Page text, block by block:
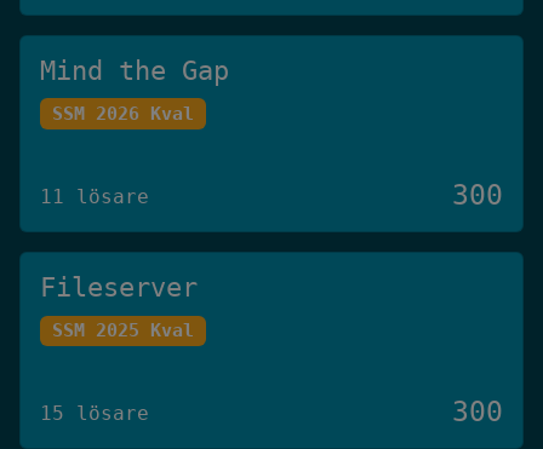
Mind the Gap
SSM 2026 Kval
11 lösare 300
Fileserver
SSM 2025 Kval
15 lösare 300